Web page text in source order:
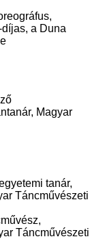
a Duna
Magyar
tanár,
Táncművészeti
Táncművészeti